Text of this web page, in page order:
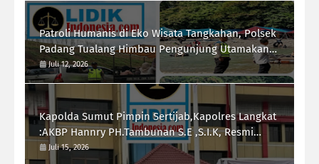
Patroli Humanis di Eko Wisata Tangkahan, Polsek
Padang Tualang Himbau Pengunjung Utamakan
Keselamatan
Juli 12, 2026
Kapolda Sumut Pimpin Sertijab,Kapolres Langkat
:AKBP Hannry PH.Tambunan S.E ,S.I.K, Resmi
Menjabat
Juli 15, 2026